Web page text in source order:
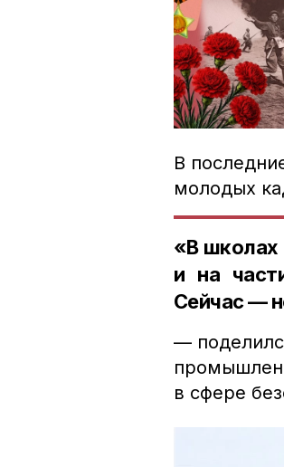
В
молодых
«В школах
и на
Сейчас —
—
в сфере